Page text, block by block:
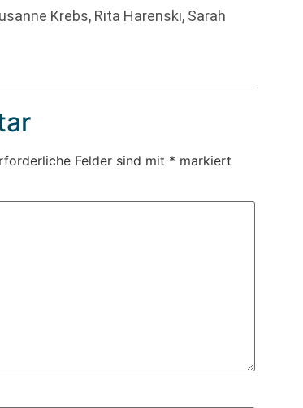
Krebs, Rita Harenski, Sarah
Felder sind mit * markiert